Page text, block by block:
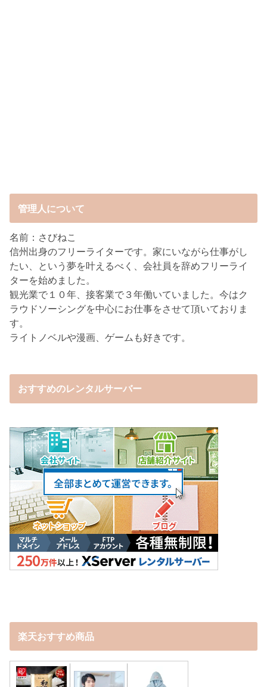
管理人について
名前：さびねこ
信州出身のフリーライターです。家にいながら仕事がし
たい、という夢を叶えるべく、会社員を辞めフリーライ
ターを始めました。
観光業で１０年、接客業で３年働いていました。今はク
ラウドソーシングを中心にお仕事をさせて頂いておりま
す。
ライトノベルや漫画、ゲームも好きです。
おすすめのレンタルサーバー
楽天おすすめ商品